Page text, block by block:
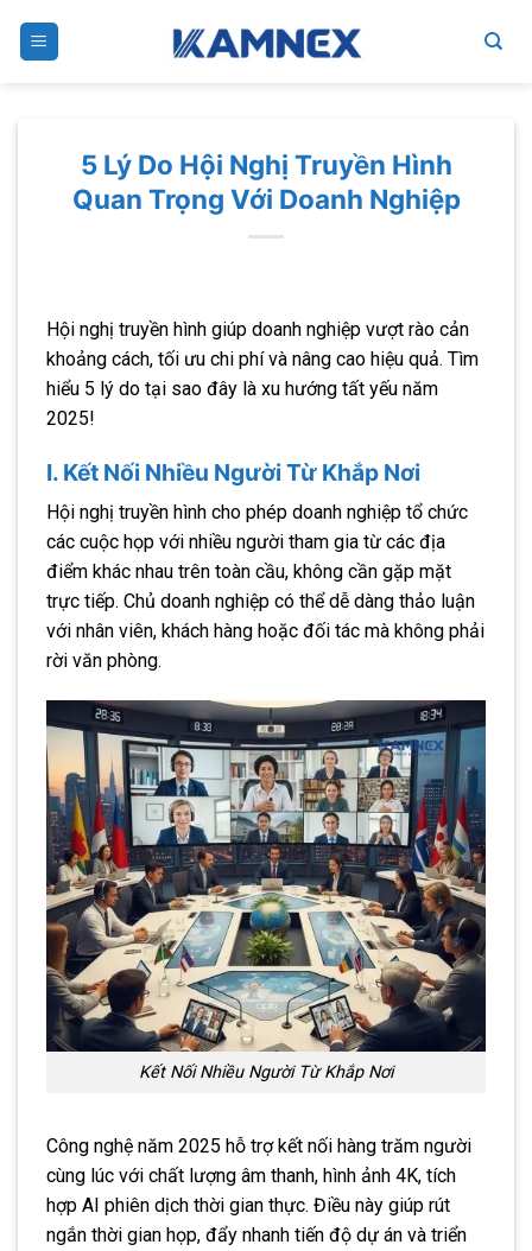
5 Lý Do Hội Nghị Truyền Hình
Quan Trọng Với Doanh Nghiệp
Hội nghị truyền hình giúp doanh nghiệp vượt rào cản
khoảng cách, tối ưu chi phí và nâng cao hiệu quả. Tìm
hiểu 5 lý do tại sao đây là xu hướng tất yếu năm
2025!
I. Kết Nối Nhiều Người Từ Khắp Nơi
Hội nghị truyền hình cho phép doanh nghiệp tổ chức
các cuộc họp với nhiều người tham gia từ các địa
điểm khác nhau trên toàn cầu, không cần gặp mặt
trực tiếp. Chủ doanh nghiệp có thể dễ dàng thảo luận
với nhân viên, khách hàng hoặc đối tác mà không phải
rời văn phòng.
Kết Nối Nhiều Người Từ Khắp Nơi
Công nghệ năm 2025 hỗ trợ kết nối hàng trăm người
cùng lúc với chất lượng âm thanh, hình ảnh 4K, tích
hợp AI phiên dịch thời gian thực. Điều này giúp rút
ngắn thời gian họp, đẩy nhanh tiến độ dự án và triển